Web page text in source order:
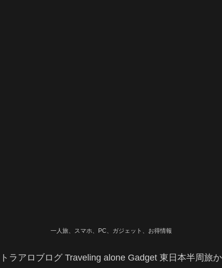
一人旅、スマホ、PC、ガジェット、お得情報
トラアロブログ Traveling alone Gadget 東日本半周旅か